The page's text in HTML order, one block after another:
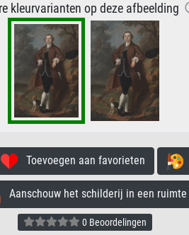
kleurvarianten op deze afbeelding
Toevoegen aan favorieten
Aanschouw het schilderij in een ruimte
0 Beoordelingen